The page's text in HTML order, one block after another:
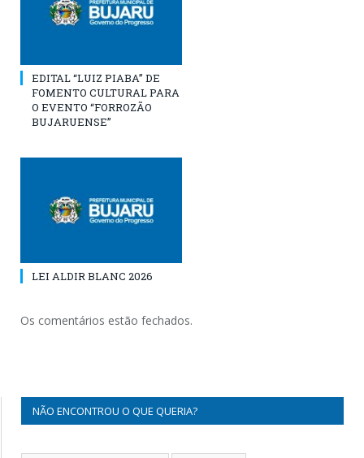
EDITAL “LUIZ PIABA” DE
FOMENTO CULTURAL PARA
O EVENTO “FORROZÃO
BUJARUENSE”
LEI ALDIR BLANC 2026
Os comentários estão fechados.
NÃO ENCONTROU O QUE QUERIA?